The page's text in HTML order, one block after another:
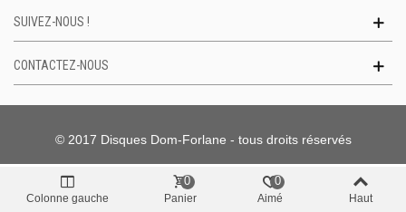
SUIVEZ-NOUS !
CONTACTEZ-NOUS
© 2017 Disques Dom-Forlane - tous droits réservés
Colonne gauche Panier
0
Aimé
0
Haut